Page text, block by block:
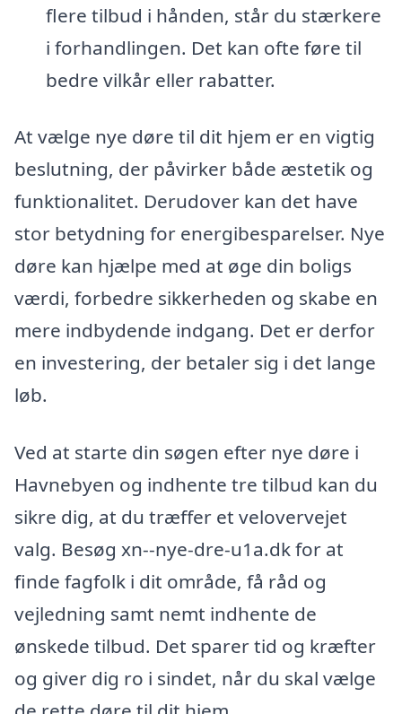
flere tilbud i hånden, står du stærkere
i forhandlingen. Det kan ofte føre til
bedre vilkår eller rabatter.
At vælge nye døre til dit hjem er en vigtig
beslutning, der påvirker både æstetik og
funktionalitet. Derudover kan det have
stor betydning for energibesparelser. Nye
døre kan hjælpe med at øge din boligs
værdi, forbedre sikkerheden og skabe en
mere indbydende indgang. Det er derfor
en investering, der betaler sig i det lange
løb.
Ved at starte din søgen efter nye døre i
Havnebyen og indhente tre tilbud kan du
sikre dig, at du træffer et velovervejet
valg. Besøg xn--nye-dre-u1a.dk for at
finde fagfolk i dit område, få råd og
vejledning samt nemt indhente de
ønskede tilbud. Det sparer tid og kræfter
og giver dig ro i sindet, når du skal vælge